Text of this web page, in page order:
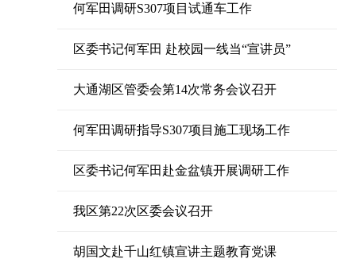
何军田调研S307项目试通车工作
区委书记何军田 赴校园一线当“宣讲员”
大通湖区管委会第14次常务会议召开
何军田调研指导S307项目施工现场工作
区委书记何军田赴金盆镇开展调研工作
我区第22次区委会议召开
胡国文赴千山红镇宣讲主题教育党课